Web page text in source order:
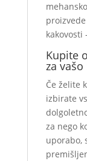
kakovosti
Kupite
za
Če želite
izbirate
za nego
uporabo,